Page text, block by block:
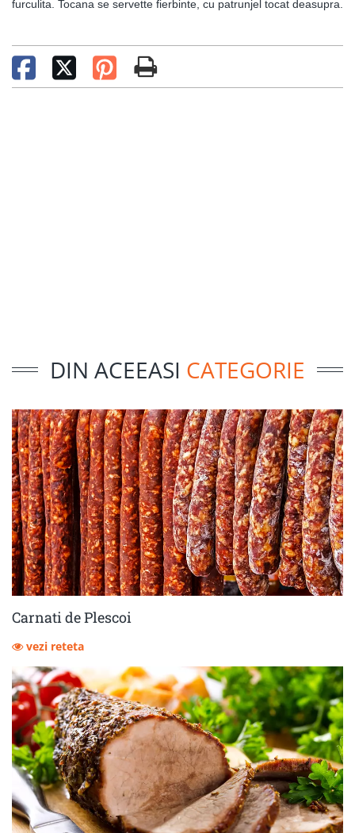
furculita. Tocana se servette fierbinte, cu patrunjel tocat deasupra.
DIN ACEEASI CATEGORIE
Carnati de Plescoi
vezi reteta